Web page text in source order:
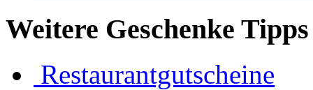
Weitere Geschenke
Restaurantgutscheine